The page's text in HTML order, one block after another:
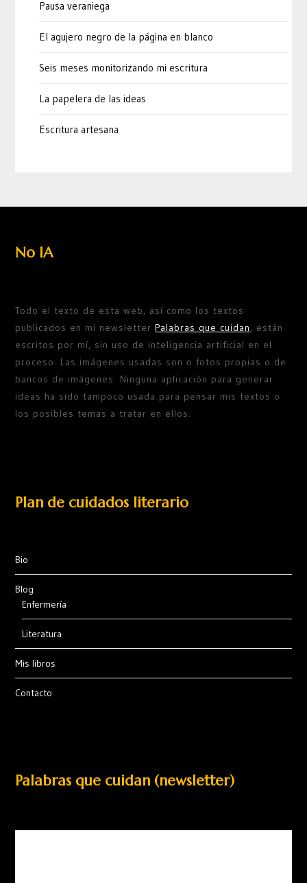
Pausa veraniega
El agujero negro de la página en blanco
Seis meses monitorizando mi escritura
La papelera de las ideas
Escritura artesana
No IA
Todo el texto de esta web, así como los textos
publicados en mi newsletterPalabras que cuidan, están
escritos por mí, sin uso de inteligencia artificial en el
proceso. Las imágenes usadas son o fotos propias o de
bancos de imágenes. Ninguna aplicación para generar
ideas ha sido tampoco usada para pensar mis textos o
los posibles temas a tratar en ellos.
Plan de cuidados literario
Bio
Blog
Enfermería
Literatura
Mis libros
Contacto
Palabras que cuidan (newsletter)